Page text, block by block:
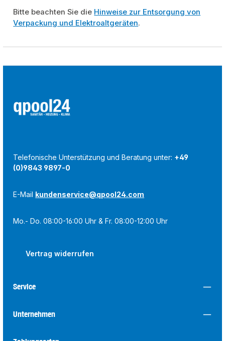
Bitte beachten Sie die Hinweise zur Entsorgung von
Verpackung und Elektroaltgeräten.
Telefonische Unterstützung und Beratung unter: +49
(0)9843 9897-0
E-Mail kundenservice@qpool24.com
Mo.- Do. 08:00-16:00 Uhr & Fr. 08:00-12:00 Uhr
Vertrag widerrufen
Service
Unternehmen